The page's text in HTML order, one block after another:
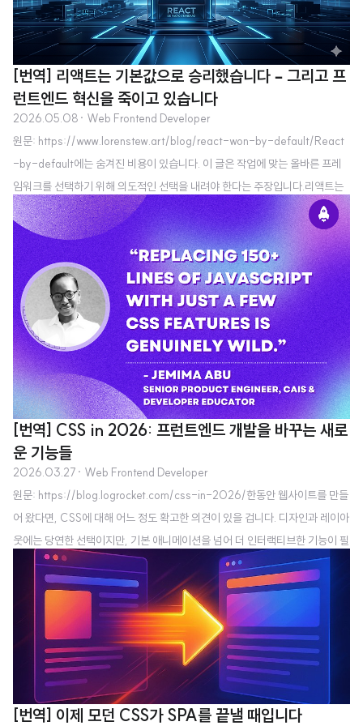
[번역] 리액트는 기본값으로 승리했습니다 – 그리고 프
런트엔드 혁신을 죽이고 있습니다
2026.05.08 · Web Frontend Developer
원문: https://www.lorenstew.art/blog/react-won-by-default/React
-by-default에는 숨겨진 비용이 있습니다. 이 글은 작업에 맞는 올바른 프레
임워크를 선택하기 위해 의도적인 선택을 내려야 한다는 주장입니다.리액트는
더 이상 기술적 우위로 승리하고 있지 않습니다. 지금은 기본 선택지라는 이유
만으로 승리하고 있습니다. 이 기본값이 프런트엔드 생태계 전반의 혁신을 늦추
고 있습니다.팀이 새로운 프런트엔드를 만들어야 할 때, 대화는 좀처럼 "제약 조
건이 무엇이고, 어떤 도구가 가장 적합한가?"로 시작하지 않습니다. 대부분 "리
액트를 쓰자. 다들 리액트는 알잖아."로 시작합니다. 이 반사적인 선택은 기술적
적합성이 아닌 네트워크 효과가 아키텍처를 결정하는 자기 강화..
[번역] CSS in 2026: 프런트엔드 개발을 바꾸는 새로
운 기능들
2026.03.27 · Web Frontend Developer
원문: https://blog.logrocket.com/css-in-2026/한동안 웹사이트를 만들
어 왔다면, CSS에 대해 어느 정도 확고한 의견이 있을 겁니다. 디자인과 레이아
웃에는 당연한 선택이지만, 기본 애니메이션을 넘어 더 인터랙티브한 기능이 필
요해지면 대부분의 개발자는 본능적으로 자바스크립트에 손을 뻗습니다. 하지
만 끊임없이 발전하는 플랫폼 덕분에 웹 기능을 구현할 때 "CSS는 디자인, 자
바스크립트는 인터랙션"이 더 이상 기본값일 필요가 없어졌습니다.모던 CSS는
이제 커스텀 스크립트가 필요했던 복잡한 애니메이션과 사용자 인터렉션을 처
리할 만큼 강력합니다. 이 글에서는 CSS에 새로 도입되는 최신 기능들을 살펴
보고, 자바스크립트로 익숙하게 구현하던 수준의 인터랙티비티를 유지하면서
도 개발 워크..
[번역] 이제 모던 CSS가 SPA를 끝낼 때입니다